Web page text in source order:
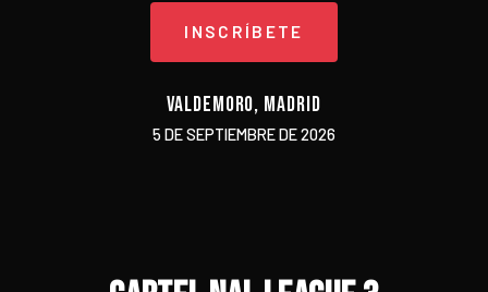
VALDEMORO, MADRID
5 DE SEPTIEMBRE DE 2026
INSCRÍBETE